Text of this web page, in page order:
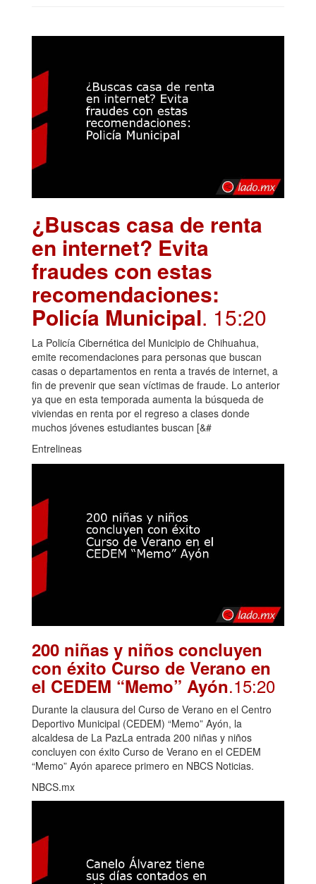
¿Buscas casa de renta
en internet? Evita
fraudes con estas
recomendaciones:
Policía Municipal. 15:20
La Policía Cibernética del Municipio de Chihuahua,
emite recomendaciones para personas que buscan
casas o departamentos en renta a través de internet, a
fin de prevenir que sean víctimas de fraude. Lo anterior
ya que en esta temporada aumenta la búsqueda de
viviendas en renta por el regreso a clases donde
muchos jóvenes estudiantes buscan [&#
Entrelineas
200 niñas y niños concluyen
con éxito Curso de Verano en
el CEDEM “Memo” Ayón.15:20
Durante la clausura del Curso de Verano en el Centro
Deportivo Municipal (CEDEM) “Memo” Ayón, la
alcaldesa de La PazLa entrada 200 niñas y niños
concluyen con éxito Curso de Verano en el CEDEM
“Memo” Ayón aparece primero en NBCS Noticias.
NBCS.mx